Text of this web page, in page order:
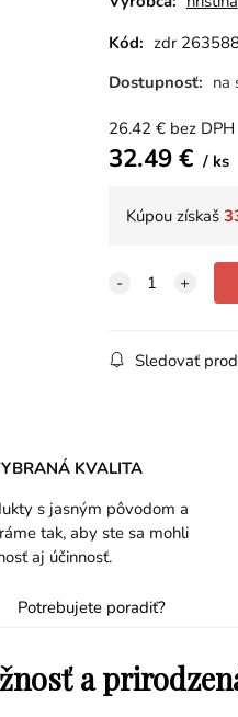
Kód: zdr
Dostupnosť: na
26.42 € bez DPH
32.49€ ks
Kúpou získaš
Sledovať
KVALITA
s jasným pôvodom a
tak, aby ste sa mohli
aj účinnosť.
Potrebujete poradiť?
a